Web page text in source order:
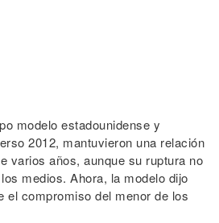
modelo estadounidense y
2012, mantuvieron una relación
varios años, aunque su ruptura no
medios. Ahora, la modelo dijo
el compromiso del menor de los